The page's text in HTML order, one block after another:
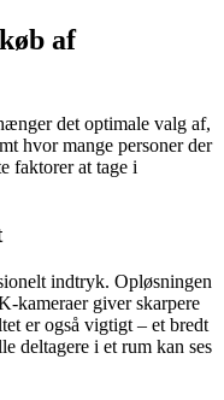
af
det optimale valg af,
hvor mange personer der
faktorer at tage i
indtryk. Opløsningen
kameraer giver skarpere
er også vigtigt – et bredt
deltagere i et rum kan ses